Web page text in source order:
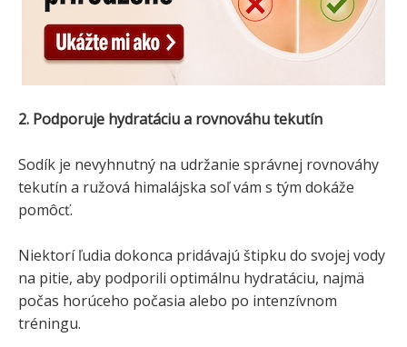
2. Podporuje hydratáciu a rovnováhu tekutín
Sodík je nevyhnutný na udržanie správnej rovnováhy
tekutín a ružová himalájska soľ vám s tým dokáže
pomôcť.
Niektorí ľudia dokonca pridávajú štipku do svojej vody
na pitie, aby podporili optimálnu hydratáciu, najmä
počas horúceho počasia alebo po intenzívnom
tréningu.